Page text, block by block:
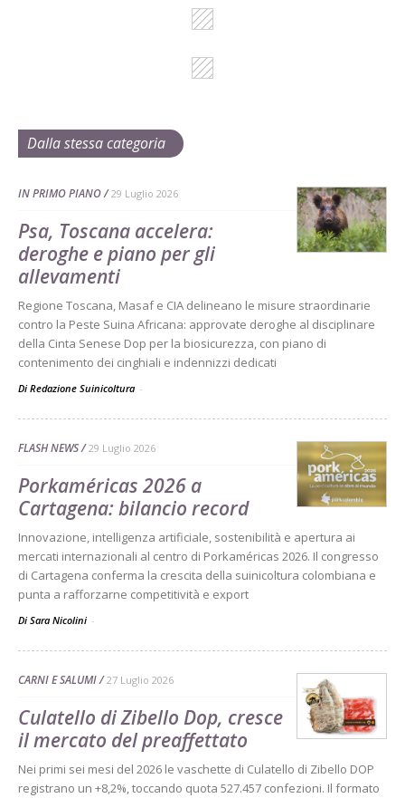
Dalla stessa categoria
IN PRIMO PIANO 29 Luglio 2026
Psa, Toscana accelera:
deroghe e piano per gli
allevamenti
Regione Toscana, Masaf e CIA delineano le misure straordinarie
contro la Peste Suina Africana: approvate deroghe al disciplinare
della Cinta Senese Dop per la biosicurezza, con piano di
contenimento dei cinghiali e indennizzi dedicati
Di Redazione Suinicoltura -
FLASH NEWS 29 Luglio 2026
Porkaméricas 2026 a
Cartagena: bilancio record
Innovazione, intelligenza artificiale, sostenibilità e apertura ai
mercati internazionali al centro di Porkaméricas 2026. Il congresso
di Cartagena conferma la crescita della suinicoltura colombiana e
punta a rafforzarne competitività e export
Di Sara Nicolini -
CARNI E SALUMI 27 Luglio 2026
Culatello di Zibello Dop, cresce
il mercato del preaffettato
Nei primi sei mesi del 2026 le vaschette di Culatello di Zibello DOP
registrano un +8,2%, toccando quota 527.457 confezioni. Il formato